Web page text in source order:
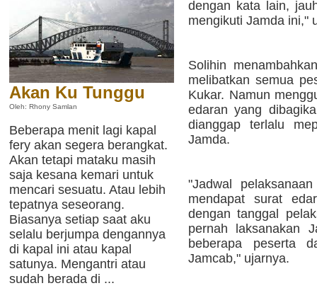
Akan Ku Tunggu
Oleh: Rhony Samlan
Beberapa menit lagi kapal
fery akan segera berangkat.
Akan tetapi mataku masih
saja kesana kemari untuk
mencari sesuatu. Atau lebih
tepatnya seseorang.
Biasanya setiap saat aku
selalu berjumpa dengannya
di kapal ini atau kapal
satunya. Mengantri atau
sudah berada di ...
dengan kata lain,
mengikuti Jamda ini,"
Solihin
melibatkan semua
Kukar. Namun
edaran yang
dianggap terlalu
Jamda.
"Jadwal
mendapat surat
dengan tanggal
pernah laksanakan
beberapa peserta
Jamcab," ujarnya.